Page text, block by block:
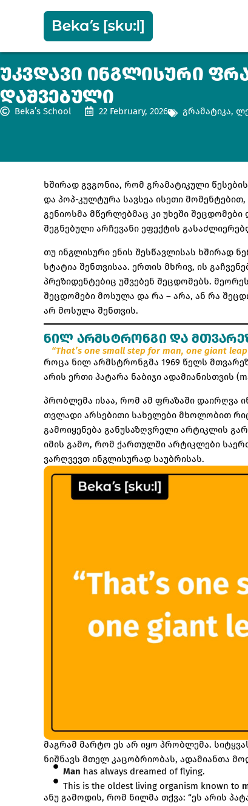
ᲣᲙᲕᲓᲐᲕᲘ ᲘᲜᲒᲚᲘᲡᲣᲠᲘ
ᲓᲐᲨᲕᲔᲑᲣᲚᲘ
Beka’s School 22 February, 2026 გრამატიკა,
ხშირად გვგონია, რომ გრამატიკული
და პოპ-კულტურა სავსეა ისეთი
გენიოსმა მწერლებმაც კი უხეში
შეგნებული არჩევანი ეფექტის
თუ ინგლისური ენის შესწავლისას ხშირად
სტატია შენთვისაა. ერთის მხრივ, ის
პრეზიდენტებიც უშვებენ შეცდომებს.
შეცდომები მოსულა და რა – არა, ან რა
არ მოსულა შენთვის.
ᲜᲘᲚ ᲐᲠᲛᲡᲢᲠᲝᲜᲒᲘ ᲓᲐ
“That’s one small step for man, one giant
როცა ნილ არმსტრონგმა 1969 წელს
არის ერთი პატარა ნაბიჯი ადამიანისთვის
პრობლემა ისაა, რომ ამ ფრაზაში დაირღვა
თვლადი არსებითი სახელები მხოლობით
გამოიყენება განუსაზღვრელი არტიკლის
იმის გამო, რომ ქართულში არტიკლები
ვარღვევთ ინგლისურად საუბრისას.
მაგრამ მარტო ეს არ იყო პრობლემა.
ნიშნავს მთელ კაცობრიობას, ადამიანთა
Man has always dreamed of flying.
This is the oldest living organism known to
ანუ გამოდის, რომ ნილმა თქვა: “ეს არის